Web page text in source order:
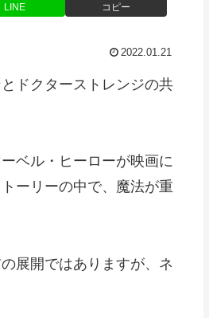
LINE コピー
2022.01.21
ドクターストレンジの共
ベル・ヒーローが映画に
ーリーの中で、魔法が重
展開ではありますが、ネ